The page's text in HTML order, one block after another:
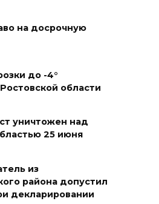
участников
процесса в
17:14
на Большой
обследуют
17:03
на досрочную
до -4°
области
уничтожен над
25 июня
из
района допустил
декларировании